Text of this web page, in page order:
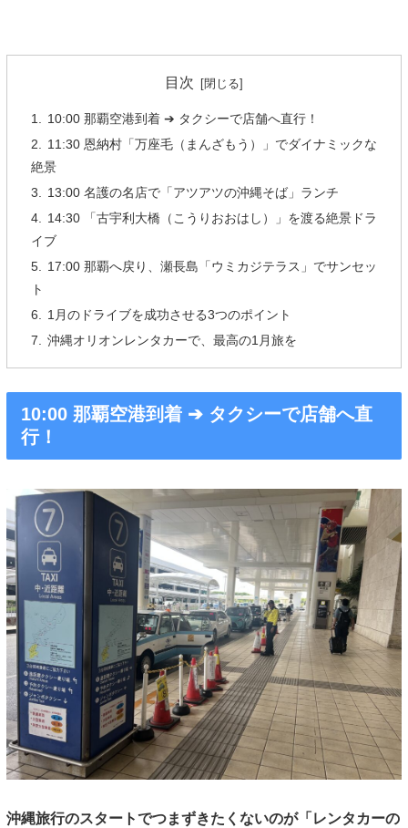
目次
10:00 那覇空港到着 ➔ タクシーで店舗へ直行！
11:30 恩納村「万座毛（まんざもう）」でダイナミックな
絶景
13:00 名護の名店で「アツアツの沖縄そば」ランチ
14:30 「古宇利大橋（こうりおおはし）」を渡る絶景ドラ
イブ
17:00 那覇へ戻り、瀬長島「ウミカジテラス」でサンセッ
ト
1月のドライブを成功させる3つのポイント
沖縄オリオンレンタカーで、最高の1月旅を
10:00 那覇空港到着 ➔ タクシーで店舗へ直
行！
沖縄旅行のスタートでつまずきたくないのが「レンタカーの